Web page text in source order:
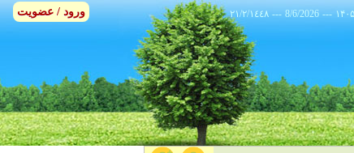
٢١/٢/١٤٤٨ --- 8/6/2026 --- ورود / عضویت